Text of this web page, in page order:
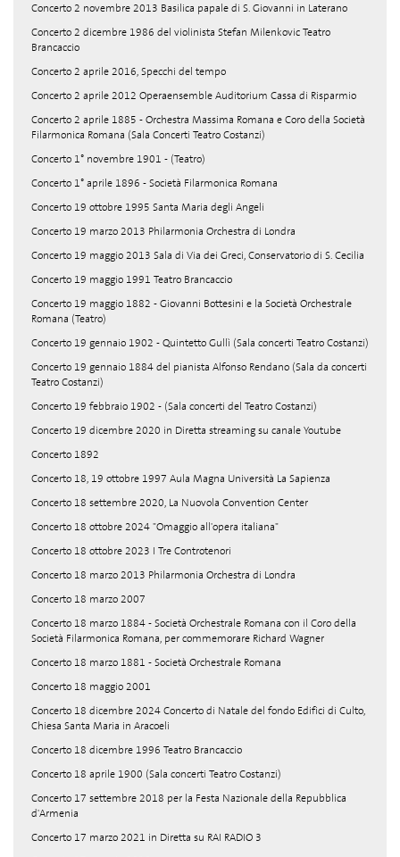
Concerto 2 novembre 2013 Basilica papale di S. Giovanni in Laterano
Concerto 2 dicembre 1986 del violinista Stefan Milenkovic Teatro
Brancaccio
Concerto 2 aprile 2016, Specchi del tempo
Concerto 2 aprile 2012 Operaensemble Auditorium Cassa di Risparmio
Concerto 2 aprile 1885 - Orchestra Massima Romana e Coro della Società
Filarmonica Romana (Sala Concerti Teatro Costanzi)
Concerto 1° novembre 1901 - (Teatro)
Concerto 1° aprile 1896 - Società Filarmonica Romana
Concerto 19 ottobre 1995 Santa Maria degli Angeli
Concerto 19 marzo 2013 Philarmonia Orchestra di Londra
Concerto 19 maggio 2013 Sala di Via dei Greci, Conservatorio di S. Cecilia
Concerto 19 maggio 1991 Teatro Brancaccio
Concerto 19 maggio 1882 - Giovanni Bottesini e la Società Orchestrale
Romana (Teatro)
Concerto 19 gennaio 1902 - Quintetto Gullì (Sala concerti Teatro Costanzi)
Concerto 19 gennaio 1884 del pianista Alfonso Rendano (Sala da concerti
Teatro Costanzi)
Concerto 19 febbraio 1902 - (Sala concerti del Teatro Costanzi)
Concerto 19 dicembre 2020 in Diretta streaming su canale Youtube
Concerto 1892
Concerto 18, 19 ottobre 1997 Aula Magna Università La Sapienza
Concerto 18 settembre 2020, La Nuovola Convention Center
Concerto 18 ottobre 2024 "Omaggio all'opera italiana"
Concerto 18 ottobre 2023 I Tre Controtenori
Concerto 18 marzo 2013 Philarmonia Orchestra di Londra
Concerto 18 marzo 2007
Concerto 18 marzo 1884 - Società Orchestrale Romana con il Coro della
Società Filarmonica Romana, per commemorare Richard Wagner
Concerto 18 marzo 1881 - Società Orchestrale Romana
Concerto 18 maggio 2001
Concerto 18 dicembre 2024 Concerto di Natale del fondo Edifici di Culto,
Chiesa Santa Maria in Aracoeli
Concerto 18 dicembre 1996 Teatro Brancaccio
Concerto 18 aprile 1900 (Sala concerti Teatro Costanzi)
Concerto 17 settembre 2018 per la Festa Nazionale della Repubblica
d'Armenia
Concerto 17 marzo 2021 in Diretta su RAI RADIO 3